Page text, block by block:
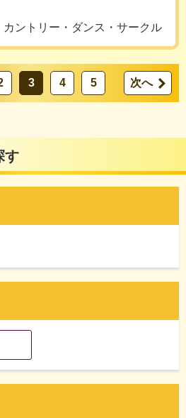
ントリー・ダンス・サークル
3 4 5 次へ
す